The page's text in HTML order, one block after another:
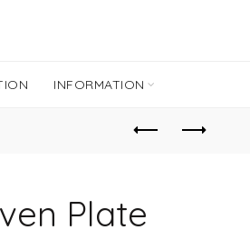
INFORMATION
Plate